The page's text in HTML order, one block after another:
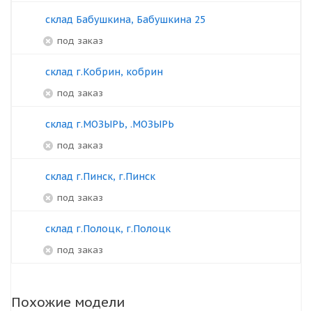
склад Бабушкина, Бабушкина 25
под заказ
склад г.Кобрин, кобрин
под заказ
склад г.МОЗЫРЬ, .МОЗЫРЬ
под заказ
склад г.Пинск, г.Пинск
под заказ
склад г.Полоцк, г.Полоцк
под заказ
Похожие модели